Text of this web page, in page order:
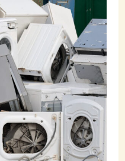
5
شركات
شراء
سكراب
ينبع
خدمة